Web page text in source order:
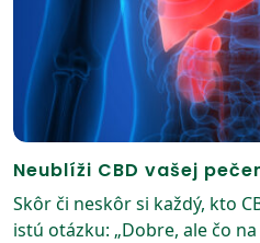
Neublíži CBD vašej
Skôr či neskôr si každý, kto
istú otázku: „Dobre, ale čo